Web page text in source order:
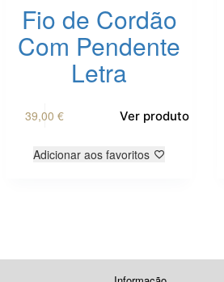
Fio de Cordão
Com Pendente
Letra
39,00€ Ver produto
product
Adicionar aos favoritos